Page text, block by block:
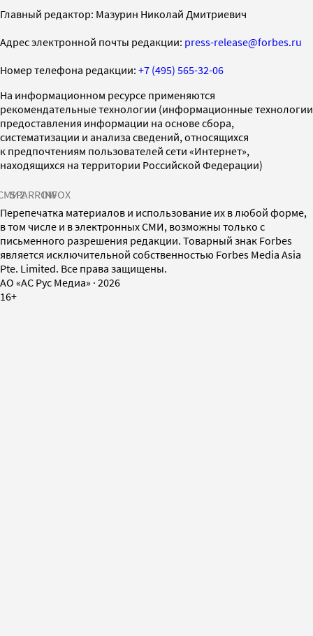
Главный редактор: Мазурин Николай Дмитриевич
Адрес электронной почты редакции: press-release@forbes.ru
Номер телефона редакции: +7 (495) 565-32-06
На информационном ресурсе применяются
рекомендательные технологии (информационные технологии
предоставления информации на основе сбора,
систематизации и анализа сведений, относящихся
к предпочтениям пользователей сети «Интернет»,
находящихся на территории Российской Федерации)
SPARROWINFOX
Перепечатка материалов и использование их в любой форме,
в том числе и в электронных СМИ, возможны только с
письменного разрешения редакции. Товарный знак Forbes
является исключительной собственностью Forbes Media Asia
Pte. Limited. Все права защищены.
AO «АС Рус Медиа» · 2026
16+